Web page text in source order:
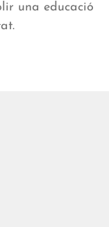
una educació